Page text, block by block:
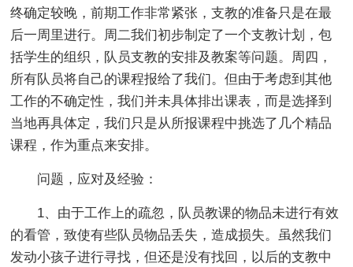
终确定较晚，前期工作非常紧张，支教的准备只是在最
后一周里进行。周二我们初步制定了一个支教计划，包
括学生的组织，队员支教的安排及教案等问题。周四，
所有队员将自己的课程报给了我们。但由于考虑到其他
工作的不确定性，我们并未具体排出课表，而是选择到
当地再具体定，我们只是从所报课程中挑选了几个精品
课程，作为重点来安排。
问题，应对及经验：
1、由于工作上的疏忽，队员教课的物品未进行有效
的看管，致使有些队员物品丢失，造成损失。虽然我们
发动小孩子进行寻找，但还是没有找回，以后的支教中